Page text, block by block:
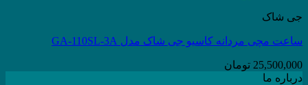
جی شاک
ساعت مچی مردانه کاسیو جی شاک مدل GA-110SL-3A
25,500,000 تومان
درباره ما